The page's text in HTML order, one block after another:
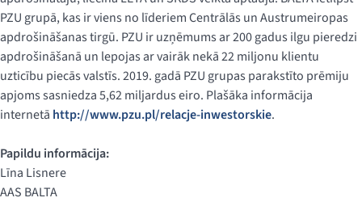
PZU grupā, kas ir viens no līderiem Centrālās un Austrumeiropas
apdrošināšanas tirgū. PZU ir uzņēmums ar 200 gadus ilgu pieredzi
apdrošināšanā un lepojas ar vairāk nekā 22 miljonu klientu
uzticību piecās valstīs. 2019. gadā PZU grupas parakstīto prēmiju
apjoms sasniedza 5,62 miljardus eiro. Plašāka informācija
internetā http://www.pzu.pl/relacje-inwestorskie.
Papildu informācija:
Līna Lisnere
AAS BALTA